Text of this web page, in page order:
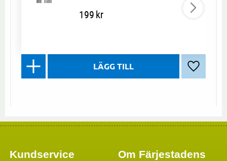
199kr
Lägg till
Kundservice
Om Färjestadens